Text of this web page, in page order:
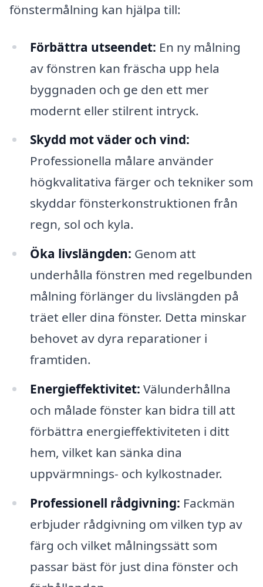
fönstermålning kan hjälpa till:
Förbättra utseendet: En ny målning
av fönstren kan fräscha upp hela
byggnaden och ge den ett mer
modernt eller stilrent intryck.
Skydd mot väder och vind:
Professionella målare använder
högkvalitativa färger och tekniker som
skyddar fönsterkonstruktionen från
regn, sol och kyla.
Öka livslängden: Genom att
underhålla fönstren med regelbunden
målning förlänger du livslängden på
träet eller dina fönster. Detta minskar
behovet av dyra reparationer i
framtiden.
Energieffektivitet: Välunderhållna
och målade fönster kan bidra till att
förbättra energieffektiviteten i ditt
hem, vilket kan sänka dina
uppvärmnings- och kylkostnader.
Professionell rådgivning: Fackmän
erbjuder rådgivning om vilken typ av
färg och vilket målningssätt som
passar bäst för just dina fönster och